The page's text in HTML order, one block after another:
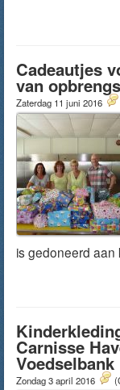
Cadeautjes
van
Zaterdag 11 juni 2016
is gedoneerd
Carnisse
Voedselbank
Zondag 3 april 2016